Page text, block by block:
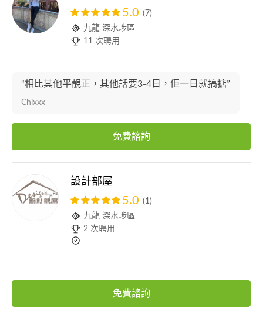
5.0 (7)
九龍 深水埗區
11 次聘用
“相比其他平靚正，其他話要3-4日，佢一日就搞掂”
Chixxx
免費諮詢
設計部屋
5.0 (1)
九龍 深水埗區
2 次聘用
免費諮詢